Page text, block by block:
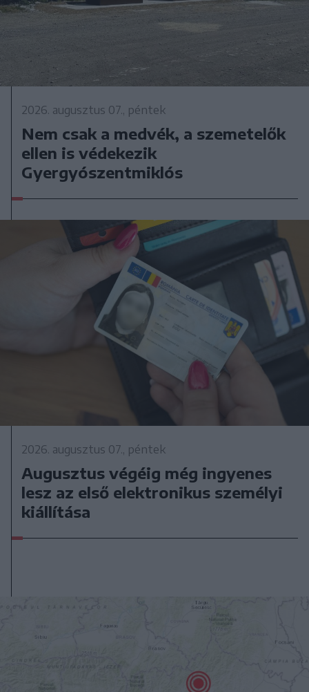
2026. augusztus 07., péntek
Nem csak a medvék, a szemetelők
ellen is védekezik
Gyergyószentmiklós
2026. augusztus 07., péntek
Augusztus végéig még ingyenes
lesz az első elektronikus személyi
kiállítása